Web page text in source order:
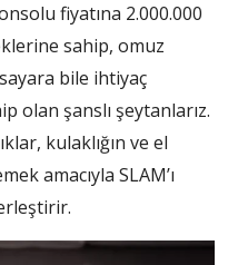
fiyatına 2.000.000
sahip, omuz
bile ihtiyaç
olan şanslı şeytanlarız.
kulaklığın ve el
amacıyla SLAM’ı